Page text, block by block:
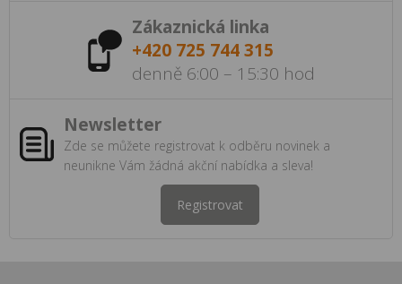
Zákaznická linka
+420 725 744 315
denně 6:00 – 15:30 hod
Newsletter
Zde se můžete registrovat k odběru novinek a
neunikne Vám žádná akční nabídka a sleva!
Registrovat